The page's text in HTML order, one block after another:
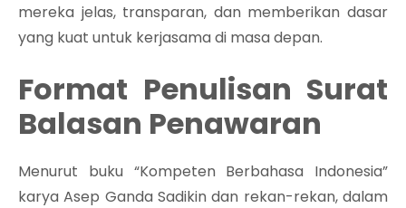
mereka jelas, transparan, dan memberikan dasar
yang kuat untuk kerjasama di masa depan.
Format Penulisan Surat
Balasan Penawaran
Menurut buku “Kompeten Berbahasa Indonesia”
karya Asep Ganda Sadikin dan rekan-rekan, dalam